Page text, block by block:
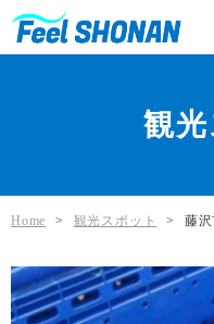
観
Home > 観光スポット > 藤